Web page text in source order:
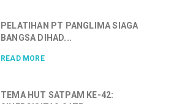
PELATIHAN PT PANGLIMA SIAGA
BANGSA DIHAD...
READ MORE
TEMA HUT SATPAM KE-42: